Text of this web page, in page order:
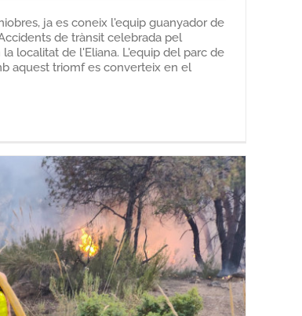
ja es coneix l'equip guanyador de
de trànsit celebrada pel
localitat de l'Eliana. L'equip del parc de
aquest triomf es converteix en el